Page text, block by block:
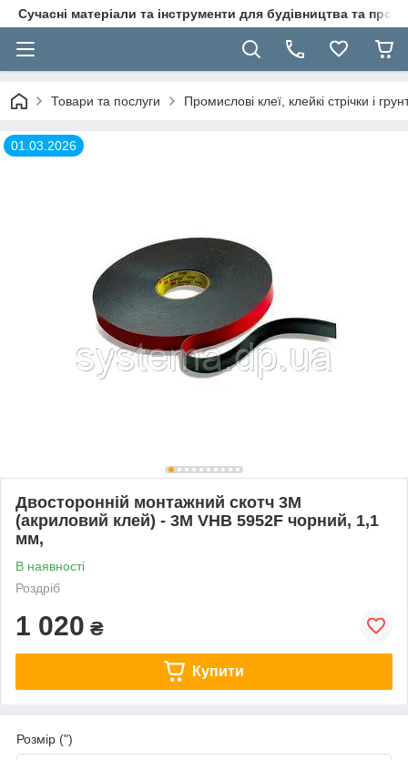
Сучасні матеріали та інструменти для будівництва та
Товари та послуги Промислові клеї, клейкі стрічки і
01.03.2026
Двосторонній монтажний скотч 3M
(акриловий клей) - 3M VHB 5952F чорний, 1,1
мм,
В наявності
Роздріб
1 020 ₴
Купити
Розмір (")